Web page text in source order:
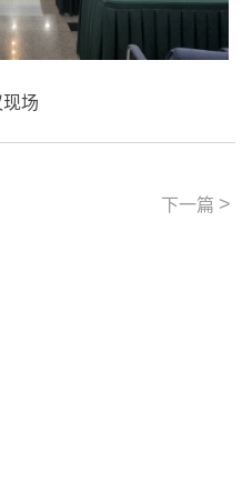
场
下一篇 >